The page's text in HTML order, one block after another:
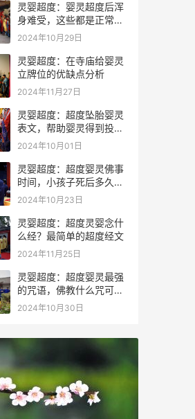
灵婴超度：婴灵超度后浑
身难受，这些都是正常的
表现，代表孩子得到解脱
2024年10月29日
灵婴超度：在寺庙给婴灵
立牌位的优缺点分析
2024年11月27日
灵婴超度：超度坠胎婴灵
表文，帮助婴灵得到投胎
转世
2024年10月01日
灵婴超度：超度婴灵佛事
时间，小孩子死后多久会
投胎
2024年10月23日
灵婴超度：超度灵婴念什
么经？最简单的超度经文
2024年11月25日
灵婴超度：超度婴灵最强
的咒语，佛教什么咒可以
驱鬼
2024年10月30日